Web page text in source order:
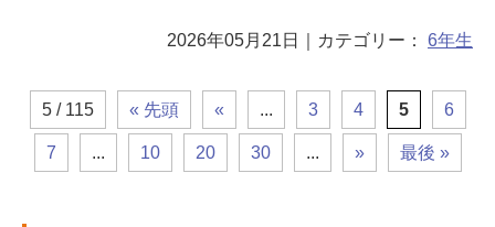
2026年05月21日 ｜カテゴリー： 6年生
5 / 115 « 先頭 « ... 3 4 5 6
7 ... 10 20 30 ... » 最後 »